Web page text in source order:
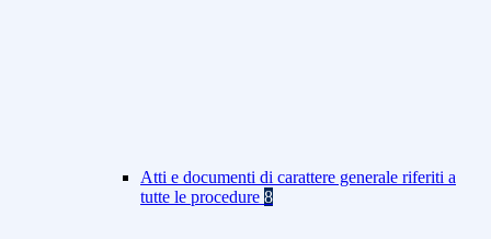
Atti e documenti di carattere generale riferiti a
tutte le procedure 8